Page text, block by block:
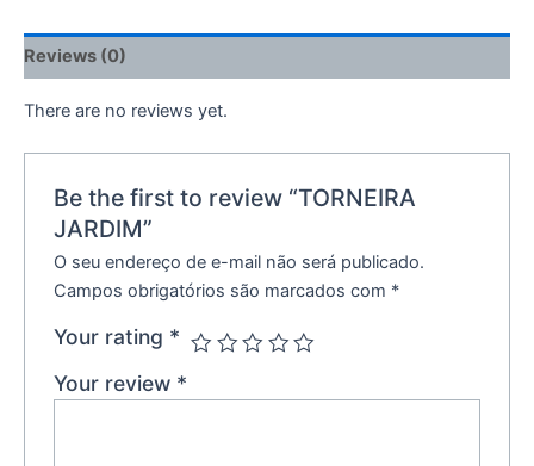
Reviews (0)
There are no reviews yet.
Be the first to review “TORNEIRA
JARDIM”
O seu endereço de e-mail não será publicado.
Campos obrigatórios são marcados com *
Your rating *
Your review *